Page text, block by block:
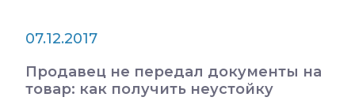
07.12.2017
Продавец не передал документы на
товар: как получить неустойку